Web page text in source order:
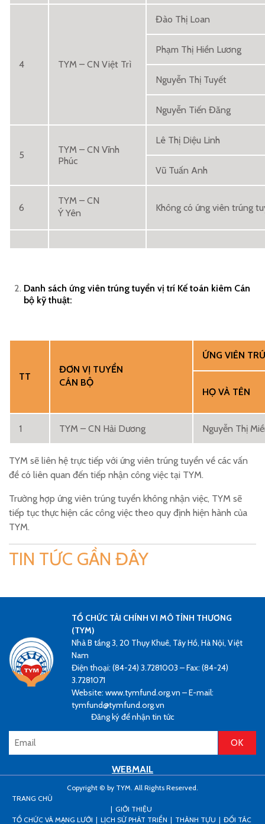
4 TYM – CN Việt Trì
Đào Thị Loan
Phạm Thị Hiền Lương
Nguyễn Thị Tuyết
Nguyễn Tiến Đăng
5
TYM – CN Vĩnh
Phúc
Lê Thị Diệu Linh
Vũ Tuấn Anh
6
TYM – CN
Ý Yên
Không có ứng viên trúng
Danh sách ứng viên trúng tuyển vị trí Kế toán kiêm Cán
bộ kỹ thuật:
TT
ĐƠN VỊ TUYỂN
CÁN BỘ
ỨNG VIÊN
HỌ VÀ TÊN
1 TYM – CN Hải Dương Nguyễn Thị
TYM sẽ liên hệ trực tiếp với ứng viên trúng tuyển về các vấn
đề có liên quan đến tiếp nhận công việc tại TYM.
Trường hợp ứng viên trúng tuyển không nhận việc, TYM sẽ
tiếp tục thực hiện các công việc theo quy định hiện hành của
TYM.
TIN TỨC GẦN ĐÂY
TỔ CHỨC TÀI CHÍNH VI MÔ TÌNH THƯƠNG
(TYM)
Nhà B tầng 3, 20 Thụy Khuê, Tây Hồ, Hà Nội, Việt
Nam
Điện thoại: (84-24) 3.7281003 – Fax: (84-24)
3.7281071
Website: www.tymfund.org.vn – E-mail:
tymfund@tymfund.org.vn
Đăng ký để nhận tin tức
WEBMAIL
Copyright © by TYM. All Rights Reserved.
TRANG CHỦ
GIỚI THIỆU
TỔ CHỨC VÀ MẠNG LƯỚI
LỊCH SỬ PHÁT TRIỂN THÀNH TỰU ĐỐI TÁC